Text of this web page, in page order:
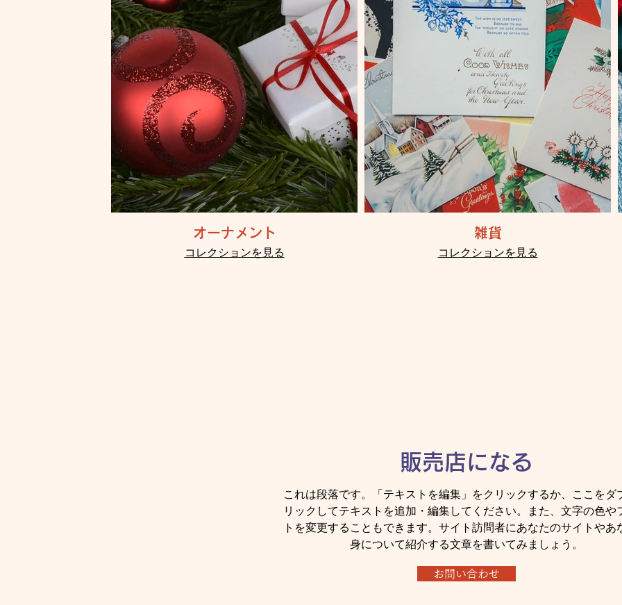
オーナメント
コレクションを見る
雑貨
コレクションを見る
販売店になる
これは段落です。「テキストを編集」をクリックするか、ここをダ
リックしてテキストを追加・編集してください。また、文字の色や
トを変更することもできます。サイト訪問者にあなたのサイトやあ
身について紹介する文章を書いてみましょう。
お問い合わせ